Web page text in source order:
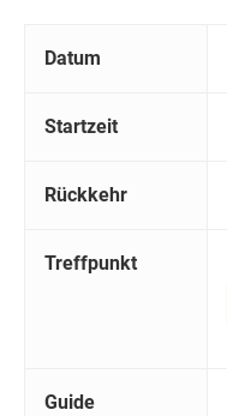
Datum
Startzeit
Rückkehr
Treffpunkt
Guide